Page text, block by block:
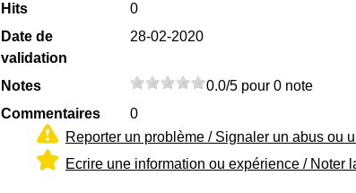
Hits
0
Date de
validation
28-02-2020
Notes
0.0/5 pour 0 note
Commentaires
0
Reporter un problème / Signaler un abus ou
Ecrire une information ou expérience / Noter